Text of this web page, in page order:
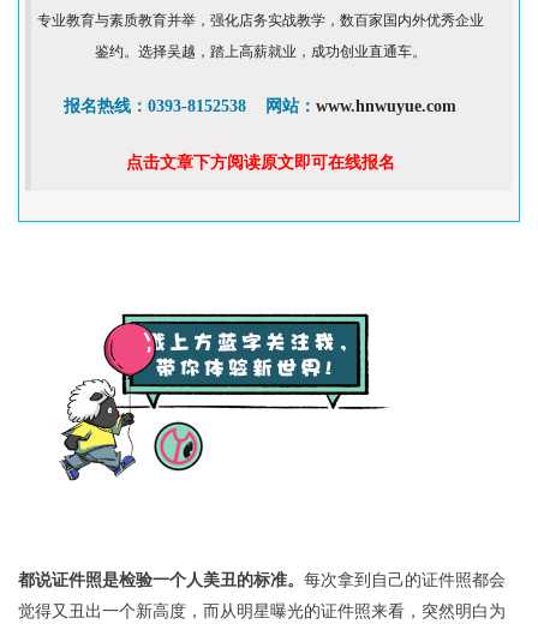
专业教育与素质教育并举，强化店务实战教学，数百家国内外优秀企业
鉴约。选择吴越，踏上高薪就业，成功创业直通车。
报名热线：0393-8152538    网站： www.hnwuyue.com
点击文章下方阅读原文即可在线报名
都说证件照是检验一个人美丑的标准。 每次拿到自己的证件照都会
觉得又丑出一个新高度，而从明星曝光的证件照来看，突然明白为